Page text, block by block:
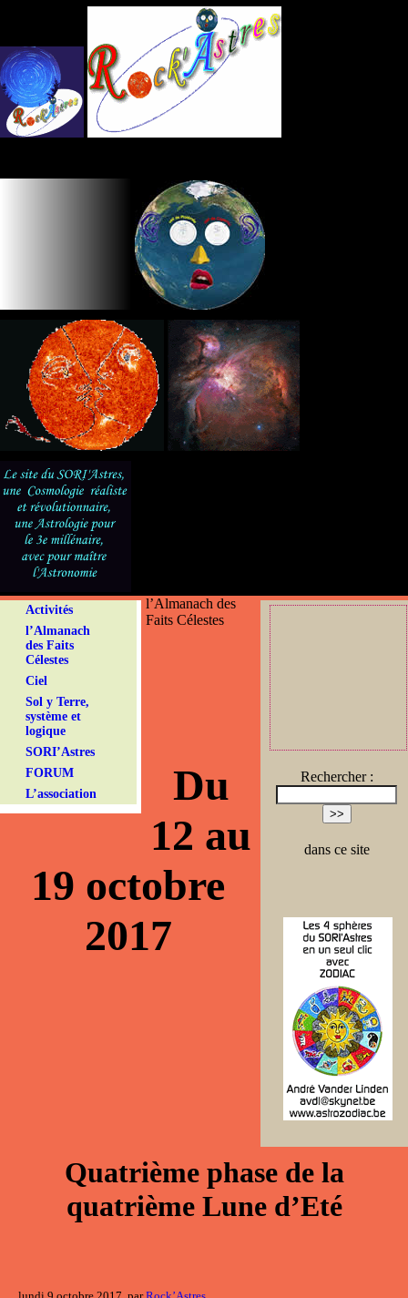
Activités
l’Almanach
des Faits
Célestes
Ciel
Sol y Terre,
système et
logique
SORI’Astres
FORUM
L’association
Rechercher :
dans ce site
l’Almanach des
Faits Célestes
Du
12 au
19 octobre
2017
Quatrième phase de la
quatrième Lune d’Eté
Panneau de gestion des cookies